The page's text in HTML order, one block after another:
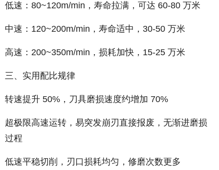
低速：80~120m/min，寿命拉满，可达 60-80 万米
中速：120~200m/min，寿命适中，30-50 万米
高速：200~350m/min，损耗加快，15-25 万米
三、实用配比规律
转速提升 50%，刀具磨损速度约增加 70%
超极限高速运转，易突发崩刃直接报废，无渐进磨损
过程
低速平稳切削，刃口损耗均匀，修磨次数更多